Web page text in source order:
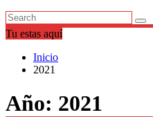
Tu estas aquí
Inicio
2021
Año: 2021